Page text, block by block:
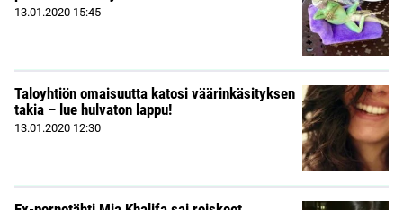
13.01.2020 15:45
Taloyhtiön omaisuutta katosi väärinkäsityksen
takia – lue hulvaton lappu!
13.01.2020 12:30